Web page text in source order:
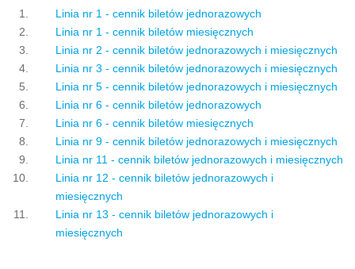
Linia nr 1 - cennik biletów jednorazowych
Linia nr 1 - cennik biletów miesięcznych
Linia nr 2 - cennik biletów jednorazowych i miesięcznych
Linia nr 3 - cennik biletów jednorazowych i miesięcznych
Linia nr 5 - cennik biletów jednorazowych i miesięcznych
Linia nr 6 - cennik biletów jednorazowych
Linia nr 6 - cennik biletów miesięcznych
Linia nr 9 - cennik biletów jednorazowych i miesięcznych
Linia nr 11 - cennik biletów jednorazowych i miesięcznych
Linia nr 12 - cennik biletów jednorazowych i
miesięcznych
Linia nr 13 - cennik biletów jednorazowych i
miesięcznych